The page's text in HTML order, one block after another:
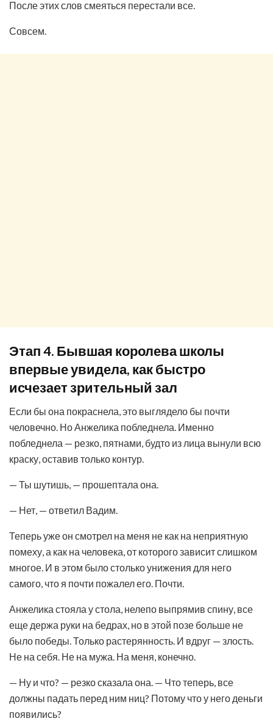
После этих слов смеяться перестали все.
Совсем.
Этап 4. Бывшая королева школы
впервые увидела, как быстро
исчезает зрительный зал
Если бы она покраснела, это выглядело бы почти
человечно. Но Анжелика побледнела. Именно
побледнела — резко, пятнами, будто из лица вынули всю
краску, оставив только контур.
— Ты шутишь, — прошептала она.
— Нет, — ответил Вадим.
Теперь уже он смотрел на меня не как на неприятную
помеху, а как на человека, от которого зависит слишком
многое. И в этом было столько унижения для него
самого, что я почти пожалел его. Почти.
Анжелика стояла у стола, нелепо выпрямив спину, все
еще держа руки на бедрах, но в этой позе больше не
было победы. Только растерянность. И вдруг — злость.
Не на себя. Не на мужа. На меня, конечно.
— Ну и что? — резко сказала она. — Что теперь, все
должны падать перед ним ниц? Потому что у него деньги
появились?